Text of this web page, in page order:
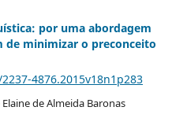
por uma abordagem
de minimizar o preconceito
4876.2015v18n1p283
de Almeida Baronas